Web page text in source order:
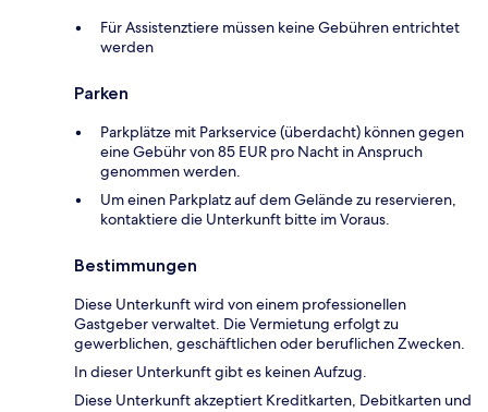
Für Assistenztiere müssen keine Gebühren entrichtet
werden
Parken
Parkplätze mit Parkservice (überdacht) können gegen
eine Gebühr von 85 EUR pro Nacht in Anspruch
genommen werden.
Um einen Parkplatz auf dem Gelände zu reservieren,
kontaktiere die Unterkunft bitte im Voraus.
Bestimmungen
Diese Unterkunft wird von einem professionellen
Gastgeber verwaltet. Die Vermietung erfolgt zu
gewerblichen, geschäftlichen oder beruflichen Zwecken.
In dieser Unterkunft gibt es keinen Aufzug.
Diese Unterkunft akzeptiert Kreditkarten, Debitkarten und